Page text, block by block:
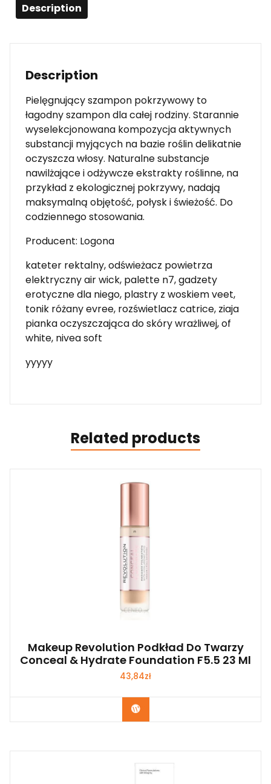
Description
Description
Pielęgnujący szampon pokrzywowy to
łagodny szampon dla całej rodziny. Starannie
wyselekcjonowana kompozycja aktywnych
substancji myjących na bazie roślin delikatnie
oczyszcza włosy. Naturalne substancje
nawilżające i odżywcze ekstrakty roślinne, na
przykład z ekologicznej pokrzywy, nadają
maksymalną objętość, połysk i świeżość. Do
codziennego stosowania.
Producent: Logona
kateter rektalny, odświeżacz powietrza
elektryczny air wick, palette n7, gadzety
erotyczne dla niego, plastry z woskiem veet,
tonik różany evree, rozświetlacz catrice, ziaja
pianka oczyszczająca do skóry wrażliwej, of
white, nivea soft
yyyyy
Related products
Makeup Revolution Podkład Do Twarzy
Conceal & Hydrate Foundation F5.5 23 Ml
43,84zł
Zobacz